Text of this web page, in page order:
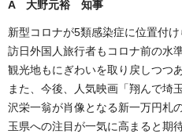
A 大野元裕 知事
新型コロナが5類感染症に位置付
訪日外国人旅行者もコロナ前の水
観光地もにぎわいを取り戻しつつ
また、今後、人気映画「翔んで埼
沢栄一翁が肖像となる新一万円札
玉県への注目が一気に高まると期